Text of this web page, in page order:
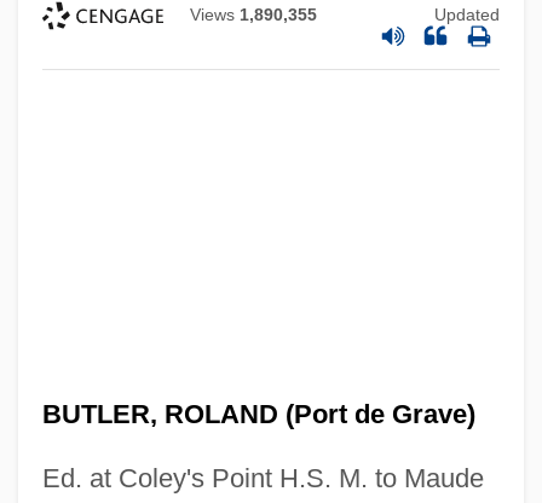
Views 1,890,355 Updated
BUTLER, ROLAND (Port de Grave)
Ed. at Coley's Point H.S. M. to Maude